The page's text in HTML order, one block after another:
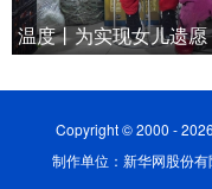
温度丨为实现女儿遗
Copyright © 2000 -
制作单位：新华网股份